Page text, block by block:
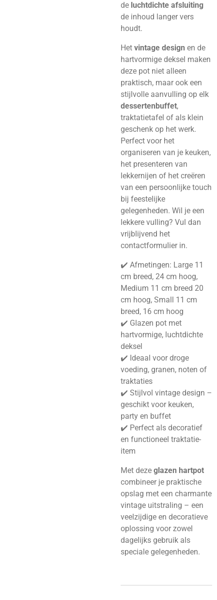
de luchtdichte afsluiting
de inhoud langer vers
houdt.
Het vintage design en de
hartvormige deksel maken
deze pot niet alleen
praktisch, maar ook een
stijlvolle aanvulling op elk
dessertenbuffet,
traktatietafel of als klein
geschenk op het werk.
Perfect voor het
organiseren van je keuken,
het presenteren van
lekkernijen of het creëren
van een persoonlijke touch
bij feestelijke
gelegenheden. Wil je een
lekkere vulling? Vul dan
vrijblijvend het
contactformulier in.
✔️ Afmetingen: Large 11
cm breed, 24 cm hoog,
Medium 11 cm breed 20
cm hoog, Small 11 cm
breed, 16 cm hoog
✔️ Glazen pot met
hartvormige, luchtdichte
deksel
✔️ Ideaal voor droge
voeding, granen, noten of
traktaties
✔️ Stijlvol vintage design –
geschikt voor keuken,
party en buffet
✔️ Perfect als decoratief
en functioneel traktatie-
item
Met deze glazen hartpot
combineer je praktische
opslag met een charmante
vintage uitstraling – een
veelzijdige en decoratieve
oplossing voor zowel
dagelijks gebruik als
speciale gelegenheden.